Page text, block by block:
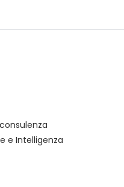
e Intelligenza